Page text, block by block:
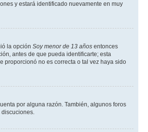
y estará identificado nuevamente en muy
la opción Soy menor de 13 años entonces
antes de que pueda identificarte; esta
proporcionó no es correcta o tal vez haya sido
por alguna razón. También, algunos foros
discuciones.